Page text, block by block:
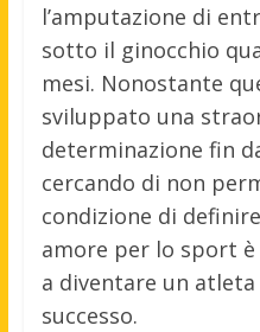
l’amputazione di
sotto il ginocchio
mesi. Nonostante
sviluppato una
determinazione fin
cercando di non
condizione di
amore per lo sport
a diventare un
successo.